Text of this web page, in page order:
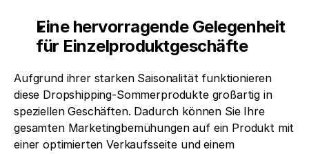
Eine hervorragende Gelegenheit
für Einzelproduktgeschäfte
Aufgrund ihrer starken Saisonalität funktionieren
diese Dropshipping-Sommerprodukte großartig in
speziellen Geschäften. Dadurch können Sie Ihre
gesamten Marketingbemühungen auf ein Produkt mit
einer optimierten Verkaufsseite und einem